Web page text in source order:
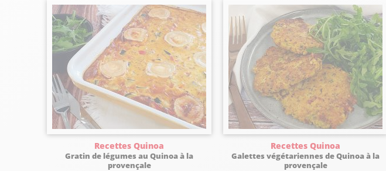
Recettes Quinoa
Gratin de légumes au Quinoa à la
provençale
Recettes Quinoa
Galettes végétariennes de Quinoa à la
provençale